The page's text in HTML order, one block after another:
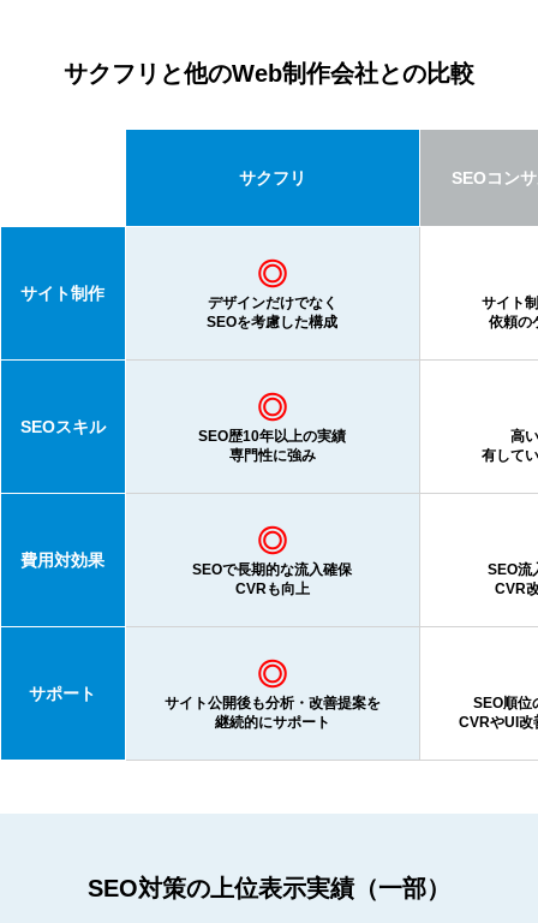
サクフリと他のWeb制作会社との比較
サクフリ SEOコン
サイト制作
◎
デザインだけでなく
SEOを考慮した構成
サイト
依頼の
SEOスキル
◎
SEO歴10年以上の実績
専門性に強み
高
有して
費用対効果
◎
SEOで長期的な流入確保
CVRも向上
SEO流
CVR
サポート
◎
サイト公開後も分析・改善提案を
継続的にサポート
SEO順位
CVRやUI改
SEO対策の上位表示実績（一部）